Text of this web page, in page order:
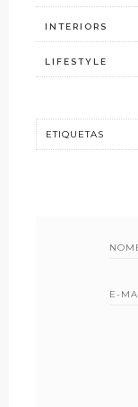
INTERIORS
LIFESTYLE